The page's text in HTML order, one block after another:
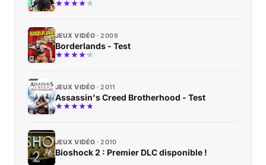
JEUX VIDÉO 2009
Borderlands - Test
JEUX VIDÉO 2011
Assassin's Creed Brotherhood - Test
JEUX VIDÉO 2010
Bioshock 2 : Premier DLC disponible !